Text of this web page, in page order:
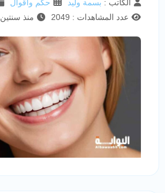
الكاتب : بسمة وليد حكم وأقوال
عدد المشاهدات : 2049
منذ سنتين